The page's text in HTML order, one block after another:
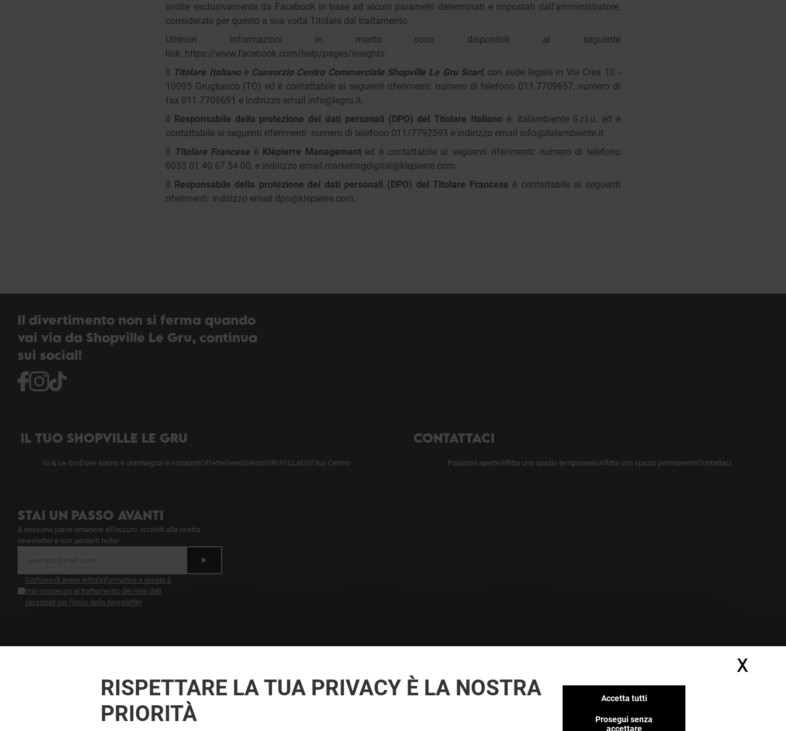
svolte esclusivamente da Facebook in base ad alcuni parametri determinati e impostati dall’amministratore,
considerato per questo a sua volta Titolare del trattamento.
Ulteriori informazioni in merito sono disponibili al seguente
link: https://www.facebook.com/help/pages/insights
Il Titolare Italianoè Consorzio Centro Commerciale Shopville Le Gru Scarl, con sede legale in Via Crea 10 -
10095 Grugliasco (TO) ed è contattabile ai seguenti riferimenti: numero di telefono 011.7709657, numero di
fax 011.7709691 e indirizzo email info@legru.it.
Il Responsabile della protezione dei dati personali (DPO) del Titolare Italiano è: Italambiente S.r.l.u. ed è
contattabile ai seguenti riferimenti: numero di telefono 011/7792593 e indirizzo email info@italambiente.it.
Il Titolare Francese è Klépierre Managemented è contattabile ai seguenti riferimenti: numero di telefono
0033 01 40 67 54 00, e indirizzo email marketingdigital@klepierre.com.
Il Responsabile della protezione dei dati personali (DPO) del Titolare Francese è contattabile ai seguenti
riferimenti: indirizzo email dpo@klepierre.com.
Il divertimento non si ferma quando
vai via da Shopville Le Gru, continua
sui social!
IL TUO SHOPVILLE LE GRU
Io & Le GruDove siamo e orariNegozi e ristorantiOfferteEventiServiziGRUVILLAGEIl tuo Centro
CONTATTACI
Posizioni aperteAffitta uno spazio temporaneoAffitta uno spazio permanenteContattaci
STAI UN PASSO AVANTI
A nessuno piace rimanere all'oscuro. Iscriviti alla nostra
newsletter e non perderti nulla!
Dichiaro di avere letto l'informativa e presto il
mio consenso al trattamento dei miei dati
personali per l'invio della newsletter
A ESSERE FEDELE VINCI SEMPRE
LE GRU e presso i nostri partner.RISPETTARE LA TUA PRIVACY È LA NOSTRA
PRIORITÀ
Accetta tutti
Prosegui senza
accettare
X